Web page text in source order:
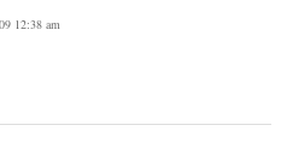
12:38 am